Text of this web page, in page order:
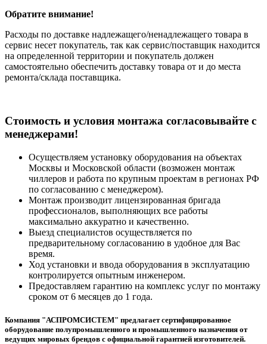
Обратите внимание!
Расходы по доставке надлежащего/ненадлежащего товара в
сервис несет покупатель, так как сервис/поставщик находится
на определенной территории и покупатель должен
самостоятельно обеспечить доставку товара от и до места
ремонта/склада поставщика.
Cтоимость и условия монтажа согласовывайте с
менеджерами!
Осуществляем установку оборудования на объектах
Москвы и Московской области (возможен монтаж
чиллеров и работа по крупным проектам в регионах РФ
по согласованию с менеджером).
Монтаж производит лицензированная бригада
профессионалов, выполняющих все работы
максимально аккуратно и качественно.
Выезд специалистов осуществляется по
предварительному согласованию в удобное для Вас
время.
Ход установки и ввода оборудования в эксплуатацию
контролируется опытным инженером.
Предоставляем гарантию на комплекс услуг по монтажу
сроком от 6 месяцев до 1 года.
Компания "АСПРОМСИСТЕМ" предлагает сертифицированное
оборудование полупромышленного и промышленного назначения от
ведущих мировых брендов с официальной гарантией изготовителей.